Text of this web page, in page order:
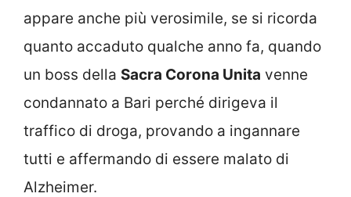
appare anche più verosimile, se si ricorda
quanto accaduto qualche anno fa, quando
un boss della Sacra Corona Unita venne
condannato a Bari perché dirigeva il
traffico di droga, provando a ingannare
tutti e affermando di essere malato di
Alzheimer.